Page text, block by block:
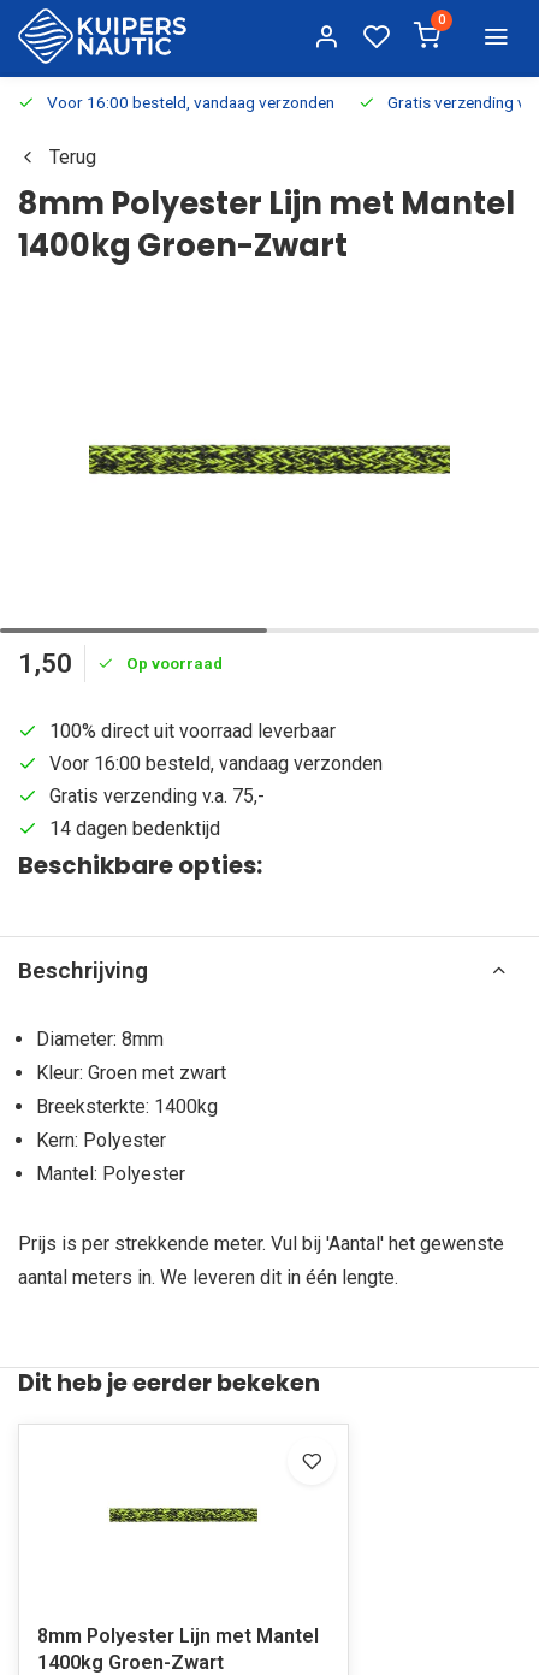
0
Voor 16:00 besteld, vandaag verzonden Gratis verzending
Terug
8mm Polyester Lijn met Mantel
1400kg Groen-Zwart
1,50 Op voorraad
100% direct uit voorraad leverbaar
Voor 16:00 besteld, vandaag verzonden
Gratis verzending v.a. 75,-
14 dagen bedenktijd
Beschikbare opties:
Beschrijving
Diameter: 8mm
Kleur: Groen met zwart
Breeksterkte: 1400kg
Kern: Polyester
Mantel: Polyester
Prijs is per strekkende meter. Vul bij 'Aantal' het gewenste
aantal meters in. We leveren dit in één lengte.
Dit heb je eerder bekeken
8mm Polyester Lijn met Mantel
1400kg Groen-Zwart